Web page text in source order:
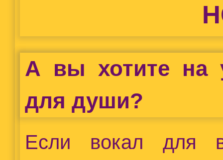
А вы хотите на
для души?
Если вокал для